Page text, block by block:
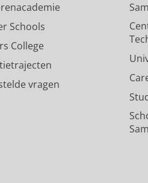
Schools
College
vragen